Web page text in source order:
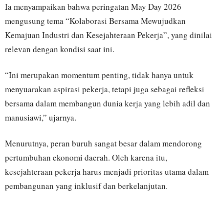
Ia menyampaikan bahwa peringatan May Day 2026
mengusung tema “Kolaborasi Bersama Mewujudkan
Kemajuan Industri dan Kesejahteraan Pekerja”, yang dinilai
relevan dengan kondisi saat ini.
“Ini merupakan momentum penting, tidak hanya untuk
menyuarakan aspirasi pekerja, tetapi juga sebagai refleksi
bersama dalam membangun dunia kerja yang lebih adil dan
manusiawi,” ujarnya.
Menurutnya, peran buruh sangat besar dalam mendorong
pertumbuhan ekonomi daerah. Oleh karena itu,
kesejahteraan pekerja harus menjadi prioritas utama dalam
pembangunan yang inklusif dan berkelanjutan.